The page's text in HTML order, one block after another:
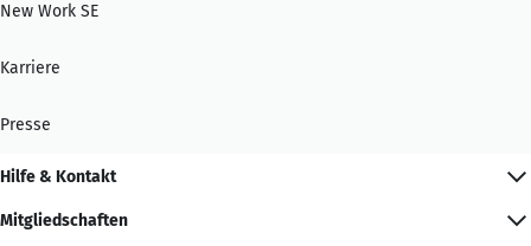
New Work SE
Karriere
Presse
Hilfe & Kontakt
Mitgliedschaften